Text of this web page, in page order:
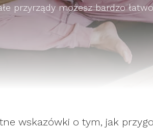
przyrządy możesz bardzo
wskazówki o tym, jak